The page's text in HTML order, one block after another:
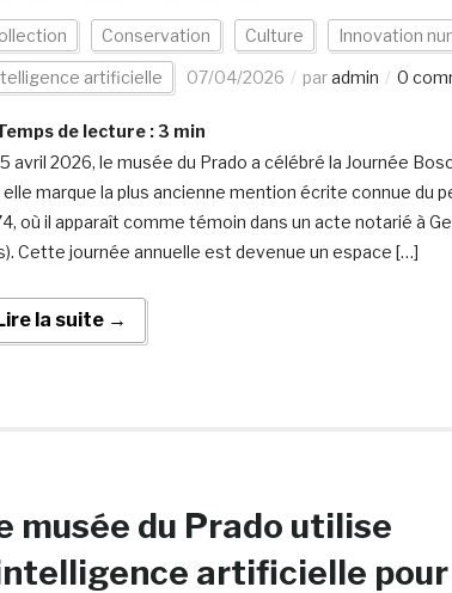
Conservation Culture Innovation
artificielle 07/04/2026 paradmin 0
de lecture : 3 min
avril 2026, le musée du Prado a célébré la Journée
elle marque la plus ancienne mention écrite connue du
où il apparaît comme témoin dans un acte notarié à
Cette journée annuelle est devenue un espace […]
la suite →
musée du Prado utilise
artificielle pour